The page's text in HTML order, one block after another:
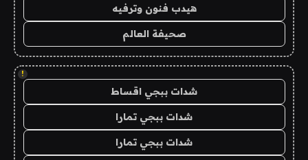
هيدب فنون وترفيه
صحيفة العالم
!
شدات ببجي اقساط
شدات ببجي تمارا
شدات ببجي تمارا